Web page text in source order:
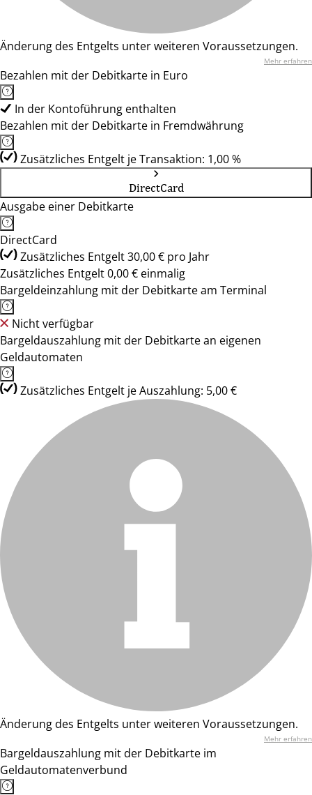
Änderung des Entgelts unter weiteren Voraussetzungen.
Mehr erfahren
Bezahlen mit der Debitkarte in Euro
In der Kontoführung enthalten
Bezahlen mit der Debitkarte in Fremdwährung
Zusätzliches Entgelt je Transaktion: 1,00 %
DirectCard
Ausgabe einer Debitkarte
DirectCard
Zusätzliches Entgelt 30,00 € pro Jahr
Zusätzliches Entgelt 0,00 € einmalig
Bargeldeinzahlung mit der Debitkarte am Terminal
Nicht verfügbar
Bargeldauszahlung mit der Debitkarte an eigenen
Geldautomaten
Zusätzliches Entgelt je Auszahlung: 5,00 €
Änderung des Entgelts unter weiteren Voraussetzungen.
Mehr erfahren
Bargeldauszahlung mit der Debitkarte im
Geldautomatenverbund